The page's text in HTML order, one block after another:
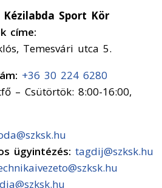
Sport Kör
címe:
Temesvári utca 5.
+36 30 224 6280
– Csütörtök: 8:00-16:00,
ügyintézés: tagdij@szksk.hu